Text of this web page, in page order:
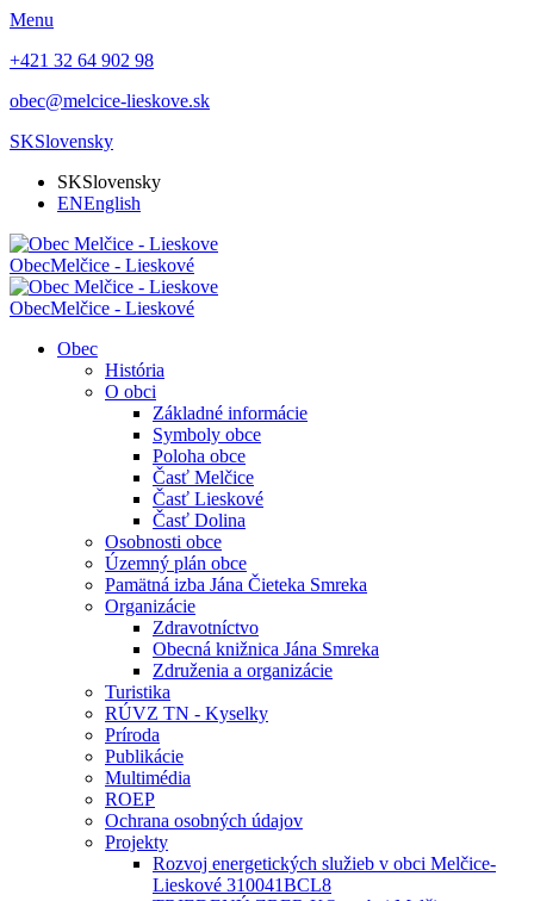
Menu
+421 32 64 902 98
obec@melcice-lieskove.sk
SKSlovensky
SKSlovensky
ENEnglish
ObecMelčice - Lieskové
ObecMelčice - Lieskové
Obec
História
O obci
Základné informácie
Symboly obce
Poloha obce
Časť Melčice
Časť Lieskové
Časť Dolina
Osobnosti obce
Územný plán obce
Pamätná izba Jána Čieteka Smreka
Organizácie
Zdravotníctvo
Obecná knižnica Jána Smreka
Združenia a organizácie
Turistika
RÚVZ TN - Kyselky
Príroda
Publikácie
Multimédia
ROEP
Ochrana osobných údajov
Projekty
Rozvoj energetických služieb v obci Melčice-
Lieskové 310041BCL8